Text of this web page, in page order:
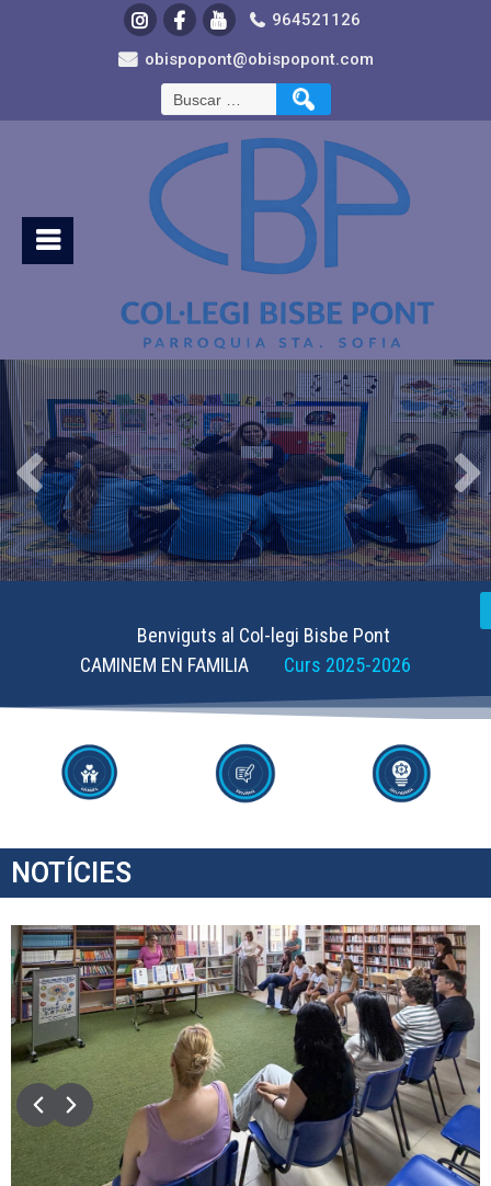
964521126
obispopont@obispopont.com
Benviguts al Col-legi Bisbe Pont
CAMINEM EN FAMILIA Curs 2025-2026
NOTÍCIES